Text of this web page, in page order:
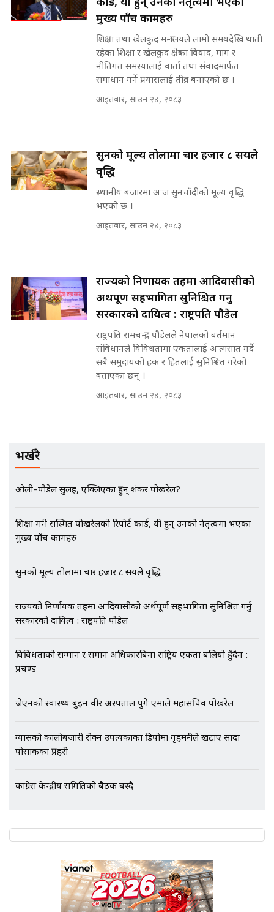
राष्ट्रिय सवालमा ९ दल एकजुट ||
Prachanda, Rabi, Gagan Stand
on the Same Page ||
SIDHAKURA ||
भनिन्–साथ दिनुहोस्, दबाब होइन ||
रसुवाकाे भाङ्गे झरना | Bhange
Waterfall of Rasuwa ||
SIDHAKURA ||
किन भइरहेछ ढिलाइ ?The Ring Road
SIDHAKURA |
घुसको डिल गर्ने मन्त्रीकाे राजिनामा,
भूमिसुधार मन्त्रीलाई जोगाइदै ! ||
SIDHAKURA ||
प्रधानमन्त्री ? || SIDHAKURA ||
||
मन्त्री र पूर्व मन्त्रीको ७८ लाख घुस डिलको
अडियो | FULL AUDIO |
SIDHAKURA |
मन्त्री राजकुमारलाई घुस दिने विचौलीया
पूर्व मन्त्री रञ्जिता || SIDHAKURA
||
मन्त्रीले घुस डिल गरेको अडियो ! दुई झोला
नोट मन्त्रीलाई घुस | SIDHAKURA |
SIDHAKURA INVESTIGATION |
गोप्य अडियो र म्यासेज, गृह मन्त्रालय
अर्ब बढी घुस!|| SIDHAKURA ||
SIDHAKURA |
कार्ड, यी हुन् उनको नेतृत्वमा भएका
मुख्य पाँच कामहरु
शिक्षा तथा खेलकुद मन्त्रालयले लामो समयदेखि थाती
रहेका शिक्षा र खेलकुद क्षेत्रका विवाद, माग र
नीतिगत समस्यालाई वार्ता तथा संवादमार्फत
समाधान गर्ने प्रयासलाई तीव्र बनाएको छ ।
आइतबार, साउन २४, २०८३
सुनको मूल्य तोलामा चार हजार ८ सयले
वृद्धि
स्थानीय बजारमा आज सुनचाँदीको मूल्य वृद्धि
भएको छ ।
आइतबार, साउन २४, २०८३
राज्यको निर्णायक तहमा आदिवासीको
अर्थपूर्ण सहभागिता सुनिश्चित गर्नु
सरकारको दायित्व : राष्ट्रपति पौडेल
राष्ट्रपति रामचन्द्र पौडेलले नेपालको बर्तमान
संविधानले विविधतामा एकतालाई आत्मसात गर्दै
सबै समुदायको हक र हितलाई सुनिश्चित गरेको
बताएका छन् ।
आइतबार, साउन २४, २०८३
भर्खरै
ओली–पौडेल सुलह, एक्लिएका हुन् शंकर पोखरेल?
शिक्षा मन्त्री सस्मित पोखरेलको रिपोर्ट कार्ड, यी हुन् उनको नेतृत्वमा भएका
मुख्य पाँच कामहरु
सुनको मूल्य तोलामा चार हजार ८ सयले वृद्धि
राज्यको निर्णायक तहमा आदिवासीको अर्थपूर्ण सहभागिता सुनिश्चित गर्नु
सरकारको दायित्व : राष्ट्रपति पौडेल
विविधताको सम्मान र समान अधिकारबिना राष्ट्रिय एकता बलियो हुँदैन :
प्रचण्ड
जेएनको स्वास्थ्य बुझ्न वीर अस्पताल पुगे एमाले महासचिव पोखरेल
ग्यासको कालोबजारी रोक्न उपत्यकाका डिपोमा गृहमन्त्रीले खटाए सादा
पोसाकका प्रहरी
कांग्रेस केन्द्रीय समितिको बैठक बस्दै